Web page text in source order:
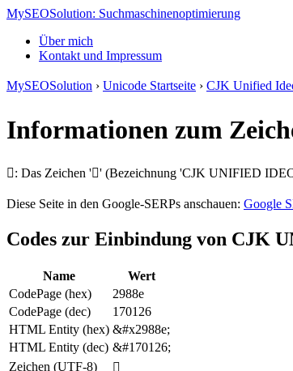
MySEOSolution: Suchmaschinenoptimierung
Über mich
Kontakt und Impressum
MySEOSolution › Unicode Startseite › CJK Unified
Informationen zum
𩢎: Das Zeichen '𩢎' (Bezeichnung 'CJK UNIFIED
Diese Seite in den Google-SERPs anschauen: Google
Codes zur Einbindung von CJK
Name
Wert
CodePage (hex)
2988e
CodePage (dec)
170126
HTML Entity (hex) &#x2988e;
HTML Entity (dec) &#170126;
Zeichen (UTF-8)
𩢎